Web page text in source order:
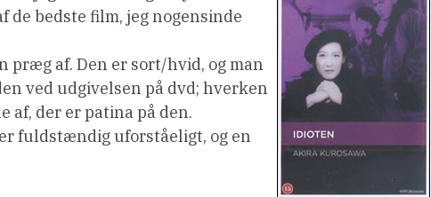
de bedste film, jeg nogensinde
præg af. Den er sort/hvid, og man
ved udgivelsen på dvd; hverken
der er patina på den.
fuldstændig uforståeligt, og en